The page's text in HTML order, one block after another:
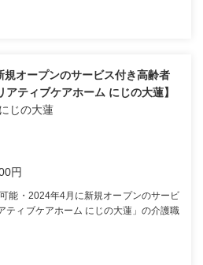
規オープンのサービス付き高齢者
ティブケアホーム にじの大蓮】
じの大蓮
円
能・2024年4月に新規オープンのサービ
ティブケアホーム にじの大蓮」の介護職